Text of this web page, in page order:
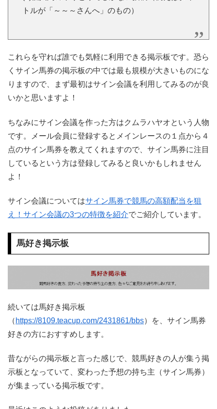
トルが「～～～さんへ」のもの）
これらを守れば誰でも気軽に利用できる掲示板です。恐ら
くサイン馬券の掲示板の中では最も規模が大きいものにな
りますので、まず最初はサイン会議を利用してみるのが良
いかと思いますよ！
ちなみにサイン会議を作った方はクムラハヤオという人物
です。メール会員に登録するとメインレースの１点から４
点のサイン馬券を教えてくれますので、サイン馬券に注目
しているという方は登録してみると良いかもしれません
よ！
サイン会議についてはサイン馬券で競馬の高額配当を狙
え！サイン会議の3つの特徴を紹介でご紹介しています。
馬好き掲示板
続いては馬好き掲示板
（ https://8109.teacup.com/2431861/bbs）を、サイン馬券
好きの方におすすめします。
昔ながらの掲示板と言った感じで、競馬好きの人が集う掲
示板となっていて、変わった予想の持ち主（サイン馬券）
が集まっている掲示板です。